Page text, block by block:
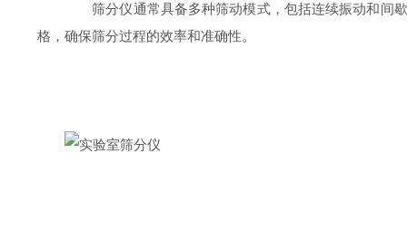
筛分仪通常具备多种筛动模式，包括连续振动和间歇
格，确保筛分过程的效率和准确性。